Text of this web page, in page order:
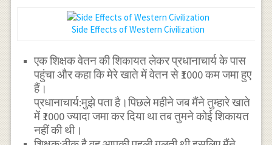
Side Effects of Western Civilization
एक शिक्षक वेतन की शिकायत लेकर प्रधानाचार्य के पास
पहुंचा और कहा कि मेरे खाते में वेतन से ₹1000 कम जमा हुए
हैं।
प्रधानाचार्य:मुझे पता है।पिछले महीने जब मैंने तुम्हारे खाते
में ₹1000 ज्यादा जमा कर दिया था तब तुमने कोई शिकायत
नहीं की थी।